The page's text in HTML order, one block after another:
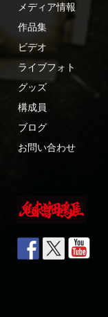
メディア情報
作品集
ビデオ
ライブフォト
グッズ
構成員
ブログ
お問い合わせ